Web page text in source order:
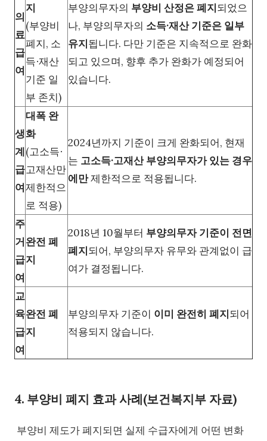
의
료
급
여
지
(부양비
폐지, 소
득∙재산
기준 일
부 존치)
부양의무자의 부양비 산정은 폐지되었으
나, 부양의무자의 소득·재산 기준은 일부
유지됩니다. 다만 기준은 지속적으로 완화
되고 있으며, 향후 추가 완화가 예정되어
있습니다.
생
계
급
여
대폭 완
화
(고소득∙
고재산만
제한적으
로 적용)
2024년까지 기준이 크게 완화되어, 현재
는 고소득·고재산 부양의무자가 있는 경우
에만제한적으로 적용됩니다.
주
거
급
여
완전 폐
지
2018년 10월부터 부양의무자 기준이 전면
폐지되어, 부양의무자 유무와 관계없이 급
여가 결정됩니다.
교
육
급
여
완전 폐
지
부양의무자 기준이 이미 완전히 폐지되어
적용되지 않습니다.
4. 부양비 폐지 효과 사례(보건복지부 자료)
부양비 제도가 폐지되면 실제 수급자에게 어떤 변화